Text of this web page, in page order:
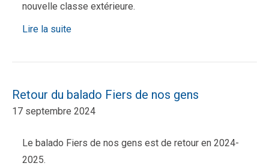
nouvelle classe extérieure.
Lire la suite
Retour du balado Fiers de nos gens
17 septembre 2024
Le balado Fiers de nos gens est de retour en 2024-
2025.